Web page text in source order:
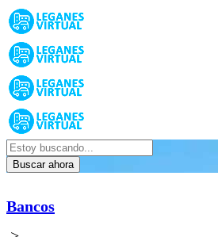
Buscar ahora
Bancos